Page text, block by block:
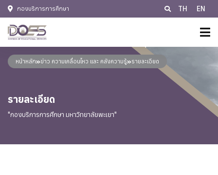
กองบริการการศึกษา TH EN
หน้าหลัก
ประวัติหน่วยงาน
ปรัชญา พันธกิจ วิสัยทัศน์
แผน/มาตรการ
หน้าหลัก ข่าว ความเคลื่อนไหว และ คลังความรู้ รายละเอียด
รายละเอียด
"กองบริการการศึกษา มหาวิทยาลัยพะเยา"